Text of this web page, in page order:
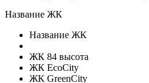
Название ЖК
Название ЖК
ЖК 84 высота
ЖК EcoCity
ЖК GreenCity